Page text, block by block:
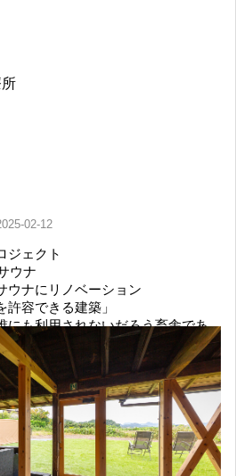
02-12
ジェクト
ウナ
ウナにリノベーション
許容できる建築」
にも利用されないだろう畜舎であ
る古民家。懐かしく思い入れのあ
用「個室サウナ」として再生した
クトである。
中で最小のコストで最大の効果を
れ、隙間、寒い、暑い、明るい、
諦めではなく許容してみる。古い
が混在する居場所にバランスを取